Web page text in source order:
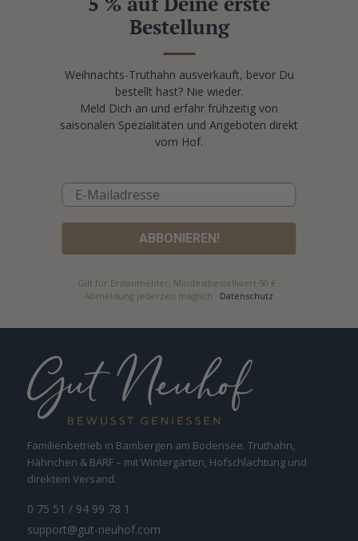
Bestellung
Weihnachts-Truthahn ausverkauft, bevor Du
bestellt hast? Nie wieder.
Meld Dich an und erfahr frühzeitig von
saisonalen Spezialitäten und Angeboten direkt
vom Hof.
ABBONIEREN!
Gilt für Erstanmelder, Mindestbestellwert 50 € ·
Abmeldung jederzeit möglich · Datenschutz
Familienbetrieb in Bambergen am Bodensee. Truthahn,
Hähnchen & BARF – mit Wintergärten, Hofschlachtung und
direktem Versand.
0 75 51 / 94 99 78 1
support@gut-neuhof.com